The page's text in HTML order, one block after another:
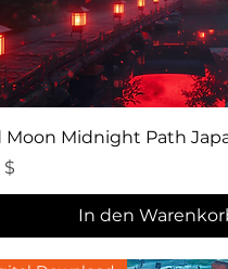
Schnellansicht
Moon Midnight Path
$
In den